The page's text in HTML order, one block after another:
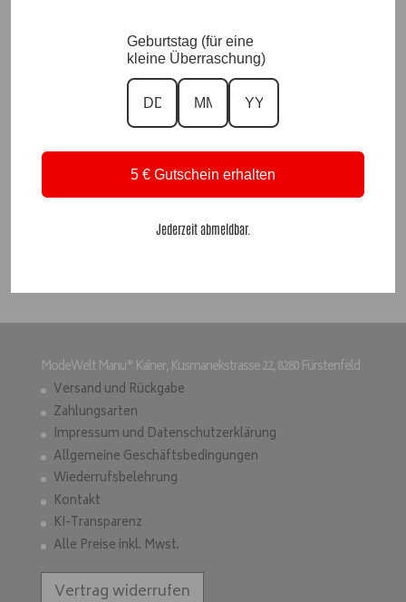
SweaterShirt Florance NeonGlitz Green |Gr. UNI 36-46|, Anr.: 3690
ModeWelt Manu* Kainer, Kusmanekstrasse 22, 8280 Fürstenfeld
Versand und Rückgabe
Zahlungsarten
Impressum und Datenschutzerklärung
Allgemeine Geschäftsbedingungen
Wiederrufsbelehrung
Kontakt
KI-Transparenz
Alle Preise inkl. Mwst.
Vertrag widerrufen
Geburtstag (für eine
kleine Überraschung)
5 € Gutschein erhalten
Jederzeit abmeldbar.